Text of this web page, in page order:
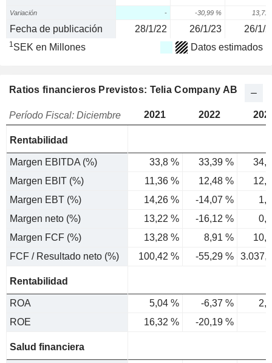
Variación - -30,99 % 13,71
Fecha de publicación 28/1/22 26/1/23 26/1/
1SEK en Millones Datos estimados
Ratios financieros Previstos: Telia Company AB
Período Fiscal: Diciembre 2021 2022
Rentabilidad
Margen EBITDA (%) 33,8 % 33,39 %
Margen EBIT (%)
11,36 % 12,48 %
Margen EBT (%)
14,26 % -14,07 %
Margen neto (%)
13,22 % -16,12 %
Margen FCF (%)
13,28 % 8,91 %
FCF / Resultado neto (%)
100,42 % -55,29 %
Rentabilidad
ROA 5,04 % -6,37 %
ROE
16,32 % -20,19 %
Salud financiera